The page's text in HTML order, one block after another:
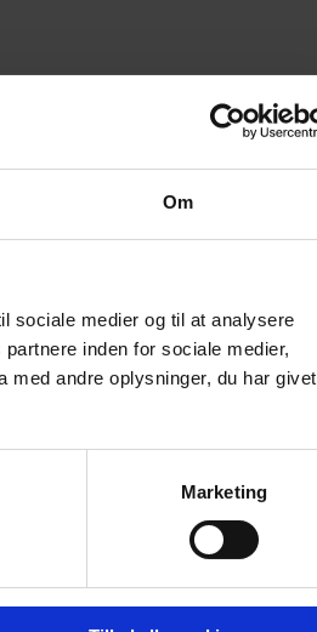
Om
sociale medier og til at analysere
inden for sociale medier,
med andre oplysninger, du har givet
Marketing